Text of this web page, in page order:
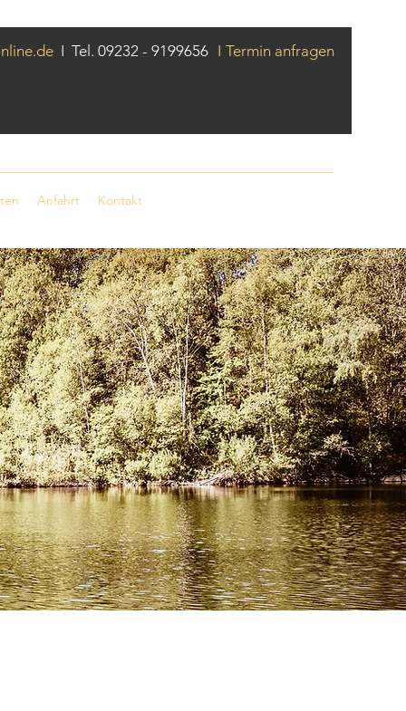
I Tel. 09232 - 9199656 I Termin anfragen
Anfahrt Kontakt